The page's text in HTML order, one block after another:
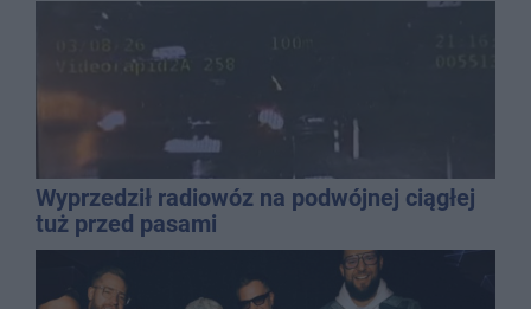
Wyprzedził radiowóz na podwójnej ciągłej
tuż przed pasami